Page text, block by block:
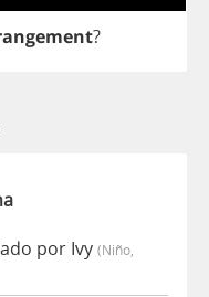
?
por Ivy (niño,